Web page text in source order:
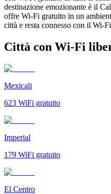
destinazione emozionante è il
offre Wi-Fi gratuito in un
città e resta connesso con il Wi-
Città con Wi-Fi
Mexicali
623 WiFi gratuito
Imperial
179 WiFi gratuito
El Centro